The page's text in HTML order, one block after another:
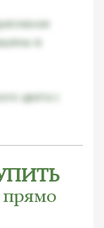
в
цвета с
прямо